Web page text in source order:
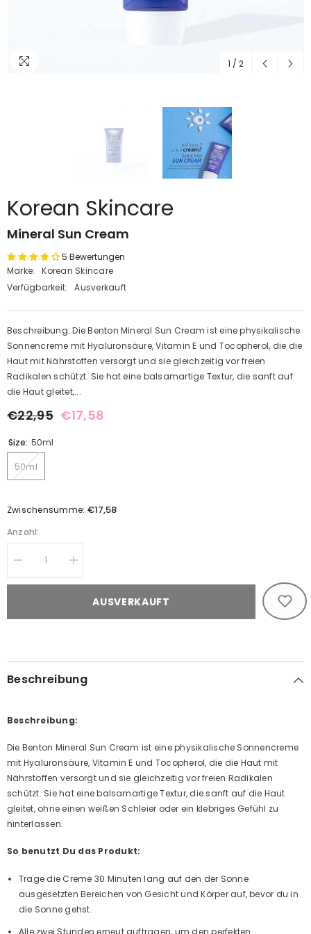
1 / 2
Korean Skincare
Mineral Sun Cream
5 Bewertungen
Marke:
Korean Skincare
Verfügbarkeit:
Ausverkauft
Beschreibung: Die Benton Mineral Sun Cream ist eine physikalische
Sonnencreme mit Hyaluronsäure, Vitamin E und Tocopherol, die die
Haut mit Nährstoffen versorgt und sie gleichzeitig vor freien
Radikalen schützt. Sie hat eine balsamartige Textur, die sanft auf
die Haut gleitet,...
€22,95 €17,58
Size: 50ml
50ml
Zwischensumme: €17,58
Anzahl:
Decrease
quantity
for
Cream
Increase
quantity
for
Mineral
Cream
AUSVERKAUFT
Beschreibung
Beschreibung:
Die Benton Mineral Sun Cream ist eine physikalische Sonnencreme
mit Hyaluronsäure, Vitamin E und Tocopherol, die die Haut mit
Nährstoffen versorgt und sie gleichzeitig vor freien Radikalen
schützt. Sie hat eine balsamartige Textur, die sanft auf die Haut
gleitet, ohne einen weißen Schleier oder ein klebriges Gefühl zu
hinterlassen.
So benutzt Du das Produkt:
Trage die Creme 30 Minuten lang auf den der Sonne
ausgesetzten Bereichen von Gesicht und Körper auf, bevor du in
die Sonne gehst.